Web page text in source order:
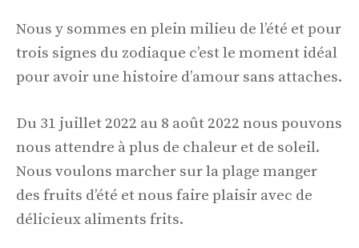
Nous y sommes en plein milieu de l’été et pour
trois signes du zodiaque c’est le moment idéal
pour avoir une histoire d’amour sans attaches.
Du 31 juillet 2022 au 8 août 2022 nous pouvons
nous attendre à plus de chaleur et de soleil.
Nous voulons marcher sur la plage manger
des fruits d’été et nous faire plaisir avec de
délicieux aliments frits.